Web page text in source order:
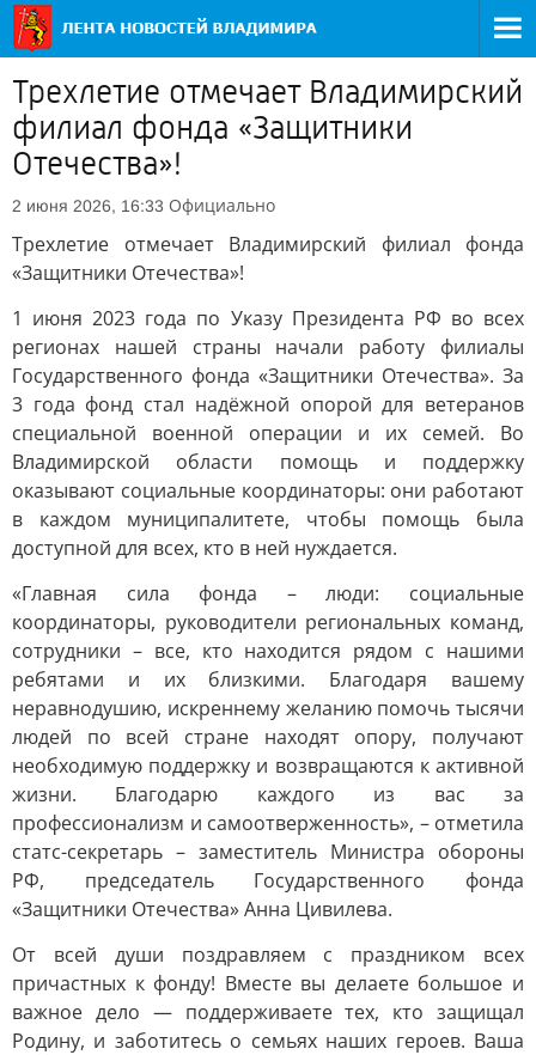
Трехлетие отмечает Владимирский
филиал фонда «Защитники
Отечества»!
2 июня 2026, 16:33 Официально
Трехлетие отмечает Владимирский филиал фонда
«Защитники Отечества»!
1 июня 2023 года по Указу Президента РФ во всех
регионах нашей страны начали работу филиалы
Государственного фонда «Защитники Отечества». За
3 года фонд стал надёжной опорой для ветеранов
специальной военной операции и их семей. Во
Владимирской области помощь и поддержку
оказывают социальные координаторы: они работают
в каждом муниципалитете, чтобы помощь была
доступной для всех, кто в ней нуждается.
«Главная сила фонда – люди: социальные
координаторы, руководители региональных команд,
сотрудники – все, кто находится рядом с нашими
ребятами и их близкими. Благодаря вашему
неравнодушию, искреннему желанию помочь тысячи
людей по всей стране находят опору, получают
необходимую поддержку и возвращаются к активной
жизни. Благодарю каждого из вас за
профессионализм и самоотверженность», – отметила
статс-секретарь – заместитель Министра обороны
РФ, председатель Государственного фонда
«Защитники Отечества» Анна Цивилева.
От всей души поздравляем с праздником всех
причастных к фонду! Вместе вы делаете большое и
важное дело — поддерживаете тех, кто защищал
Родину, и заботитесь о семьях наших героев. Ваша